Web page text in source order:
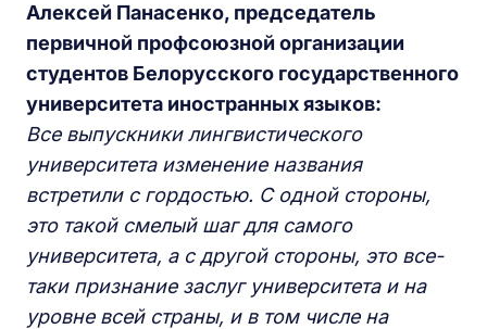
Алексей Панасенко, председатель
первичной профсоюзной организации
студентов Белорусского государственного
университета иностранных языков:
Все выпускники лингвистического
университета изменение названия
встретили с гордостью. С одной стороны,
это такой смелый шаг для самого
университета, а с другой стороны, это все-
таки признание заслуг университета и на
уровне всей страны, и в том числе на